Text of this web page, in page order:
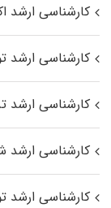
کارشناسی ارشد
کارشناسی ارشد
کارشناسی ارشد
کارشناسی ارشد
کارشناسی ارشد